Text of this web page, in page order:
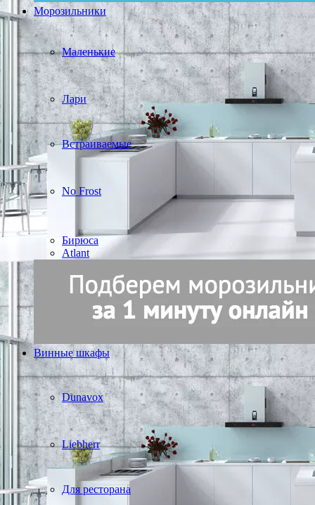
Морозильники
Маленькие
Лари
Встраиваемые
No Frost
Бирюса
Atlant
Винные шкафы
Dunavox
Liebherr
Для ресторана